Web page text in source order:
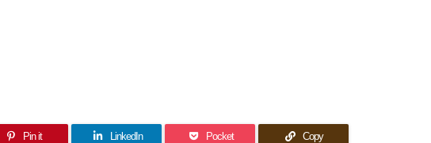
Pin it LinkedIn Pocket Copy